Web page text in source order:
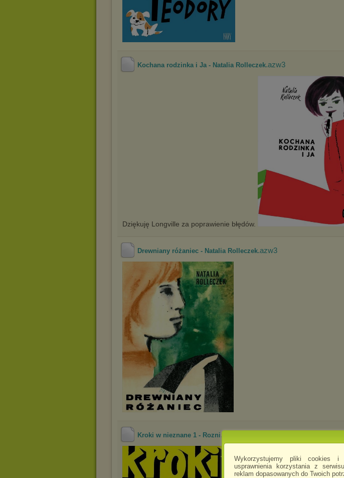
Wykorzystujemy pliki cookies
usprawnienia korzystania z
reklam dopasowanych do Twoich
Kochana rodzinka i Ja - Natalia Rolleczek.azw3
Dziękuję Longville za poprawienie błędów.
Drewniany różaniec - Natalia Rolleczek.azw3
Kroki w nieznane 1 - Rozni.azw3